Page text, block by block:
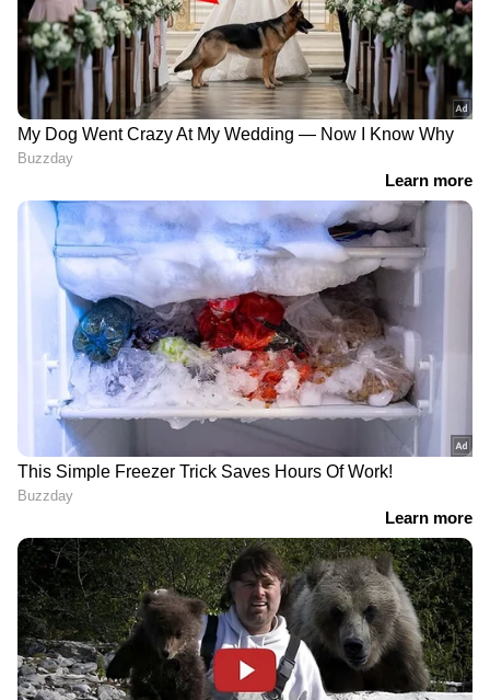
ആരൊക്കെ വരും വീട്ടിലേക്ക്: ബിഗ് ബോസ്
സീസണ്‍ 6ന് ഇന്ന് ആരംഭം;
കാത്തിരിക്കുന്നത് വന്‍‍ സര്‍പ്രൈസ്.!